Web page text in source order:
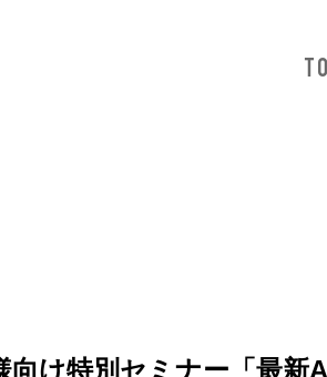
け特別セミナー「最新